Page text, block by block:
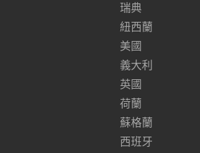
瑞典
紐西蘭
美國
義大利
英國
荷蘭
蘇格蘭
西班牙